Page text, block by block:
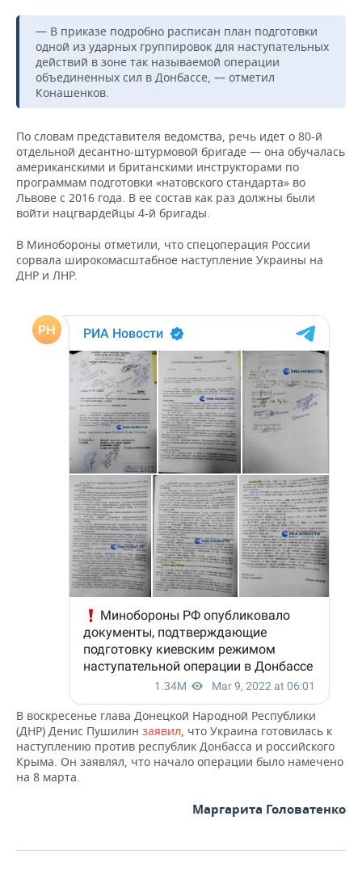
ONLINE-КОНФЕРЕНЦИИ
ОТКРЫТАЯ ЛЕКЦИЯ
ХОККЕЙ
БАСКЕТБОЛ
КИБЕРСПОРТ
ФИГУРНОЕ КАТАНИЕ
ХОККЕЙ С МЯЧОМ
ВЛАСТЬ
ИНФРАСТРУКТУРА
КУЛЬТУРА
МЕДИЦИНА
ПРОИСШЕСТВИЯ
СЮЖЕТЫ
СПРАВОЧНИК
СПИСОК КОМПАНИЙ
— В приказе подробно расписан план подготовки
одной из ударных группировок для наступательных
действий в зоне так называемой операции
объединенных сил в Донбассе, — отметил
Конашенков.
По словам представителя ведомства, речь идет о 80-й
отдельной десантно-штурмовой бригаде — она обучалась
американскими и британскими инструкторами по
программам подготовки «натовского стандарта» во
Львове с 2016 года. В ее состав как раз должны были
войти нацгвардейцы 4-й бригады.
В Минобороны отметили, что спецоперация России
сорвала широкомасштабное наступление Украины на
ДНР и ЛНР.
В воскресенье глава Донецкой Народной Республики
(ДНР) Денис Пушилин заявил, что Украина готовилась к
наступлению против республик Донбасса и российского
Крыма. Он заявлял, что начало операции было намечено
на 8 марта.
Маргарита Головатенко